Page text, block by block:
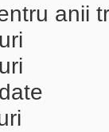
anii